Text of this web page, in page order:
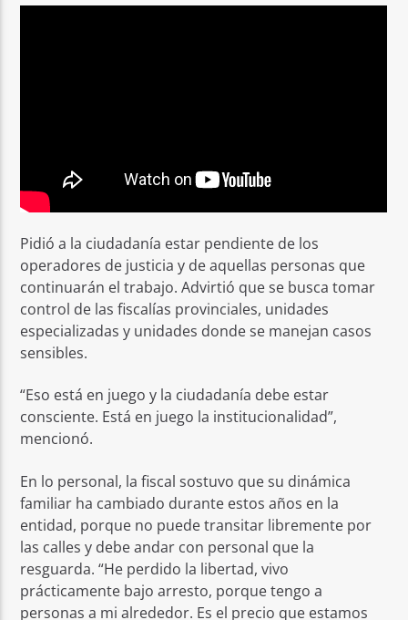
Pidió a la ciudadanía estar pendiente de los
operadores de justicia y de aquellas personas que
continuarán el trabajo. Advirtió que se busca tomar
control de las fiscalías provinciales, unidades
especializadas y unidades donde se manejan casos
sensibles.
“Eso está en juego y la ciudadanía debe estar
consciente. Está en juego la institucionalidad”,
mencionó.
En lo personal, la fiscal sostuvo que su dinámica
familiar ha cambiado durante estos años en la
entidad, porque no puede transitar libremente por
las calles y debe andar con personal que la
resguarda. “He perdido la libertad, vivo
prácticamente bajo arresto, porque tengo a
personas a mi alrededor. Es el precio que estamos